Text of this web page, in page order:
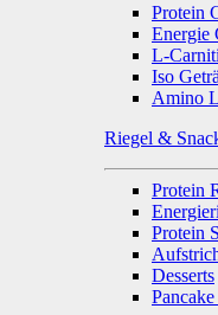
Protein
Energie
L-
Iso
Amino
Riegel &
Protein
Protein
Desserts